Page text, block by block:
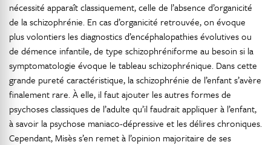
nécessité apparaît classiquement, celle de l’absence d’organicité
de la schizophrénie. En cas d’organicité retrouvée, on évoque
plus volontiers les diagnostics d’encéphalopathies évolutives ou
de démence infantile, de type schizophréniforme au besoin si la
symptomatologie évoque le tableau schizophrénique. Dans cette
grande pureté caractéristique, la schizophrénie de l’enfant s’avère
finalement rare. À elle, il faut ajouter les autres formes de
psychoses classiques de l’adulte qu’il faudrait appliquer à l’enfant,
à savoir la psychose maniaco-dépressive et les délires chroniques.
Cependant, Misès s’en remet à l’opinion majoritaire de ses